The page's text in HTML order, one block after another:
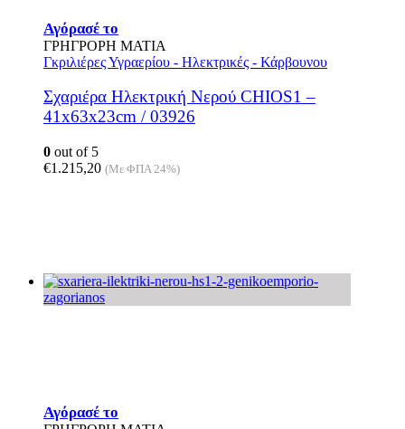
Αγόρασέ το
ΓΡΗΓΡΟΡΗ ΜΑΤΙΑ
Γκριλιέρες Υγραερίου - Ηλεκτρικές - Κάρβουνου
Σχαριέρα Ηλεκτρική Νερού CHIOS1 –
41x63x23cm / 03926
0 out of 5
€1.215,20 (Με ΦΠΑ 24%)
Αγόρασέ το